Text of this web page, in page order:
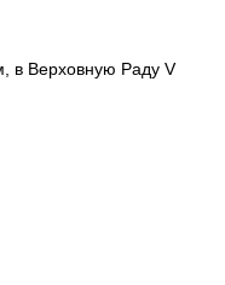
в Верховную Раду V